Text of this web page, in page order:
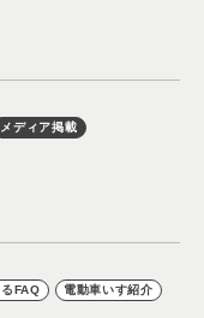
メディア掲載
FAQ 電動車いす紹介